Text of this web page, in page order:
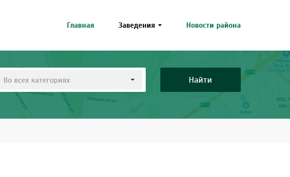
Главная Заведения Новости района
Во всех категориях Найти